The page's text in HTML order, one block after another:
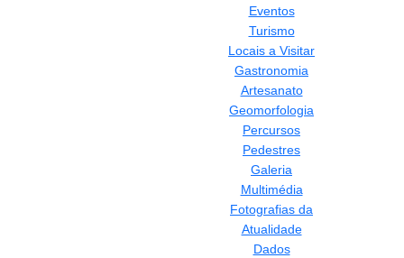
Eventos
Turismo
Locais a Visitar
Gastronomia
Artesanato
Geomorfologia
Percursos
Pedestres
Galeria
Multimédia
Fotografias da
Atualidade
Dados